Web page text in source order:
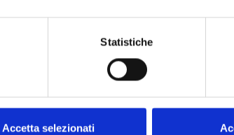
Statistiche
Accetta selezionati
la
sono